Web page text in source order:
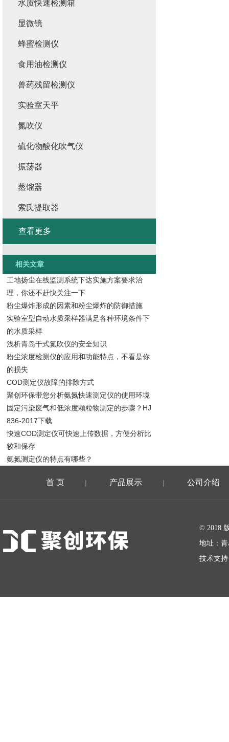
水质快速检测箱
显微镜
蜂蜜检测仪
食用油检测仪
兽药残留检测仪
实验室天平
氮吹仪
硫化物酸化吹气仪
振荡器
蒸馏器
索氏提取器
查看更多
相关文章
工地扬尘在线监测系统下达实施方案要求治
理，你还不赶快关注一下
粉尘爆炸形成的因素和粉尘爆炸的防御措施
实验室型自动水质采样器满足各种环境条件下
的水质采样
浅析青岛干式氮吹仪的安全知识
粉尘浓度检测仪的应用和功能特点，不看是你
的损失
COD测定仪故障的排除方式
聚创环保带您分析氨氮快速测定仪的使用环境
固定污染废气和低浓度颗粒物测定的步骤？HJ
836-2017下载
快速COD测定仪可快速上传数据，方便分析比
较和保存
氨氮测定仪的特点有哪些？
首 页 | 产品展示 | 公司介绍
© 2018
地址：
技术支